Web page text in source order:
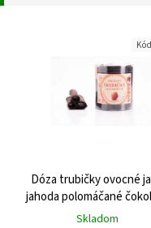
Dóza trubičky ovocné
jahoda polomáčané
220g
Skladom